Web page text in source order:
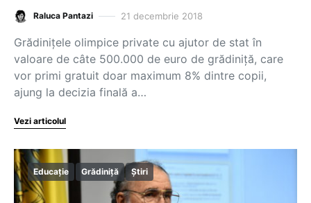
Raluca Pantazi 21 decembrie 2018
Grădinițele olimpice private cu ajutor de stat în
valoare de câte 500.000 de euro de grădiniță, care
vor primi gratuit doar maximum 8% dintre copii,
ajung la decizia finală a…
Vezi articolul
Educație Grădiniță Știri